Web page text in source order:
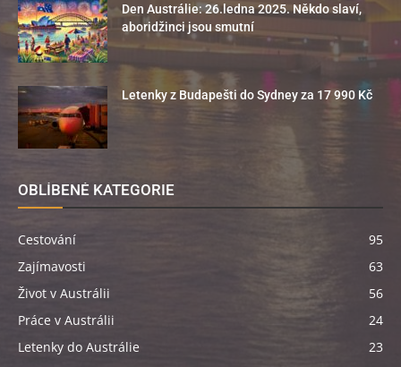
Den Austrálie: 26.ledna 2025. Někdo slaví,
aboridžinci jsou smutní
Letenky z Budapešti do Sydney za 17 990 Kč
OBLÍBENÉ KATEGORIE
Cestování
95
Zajímavosti
63
Život v Austrálii
56
Práce v Austrálii
24
Letenky do Austrálie
23